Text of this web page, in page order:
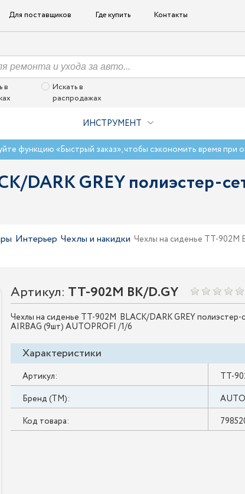
Для поставщиков Где купить Контакты
в
Искать в
распродажах
ИНСТРУМЕНТ
функцию «Быстрый заказ», чтобы сэкономить время при
DARK GREY полиэстер-
Интерьер Чехлы и накидки Чехлы на сиденье TT-902M
Артикул: TT-902M BK/D.GY
Чехлы на сиденье TT-902M BLACK/DARK GREY полиэстер-
AIRBAG (9шт) AUTOPROFI /1/6
Характеристики
Артикул:
TT-
Бренд (ТМ):
Код товара: